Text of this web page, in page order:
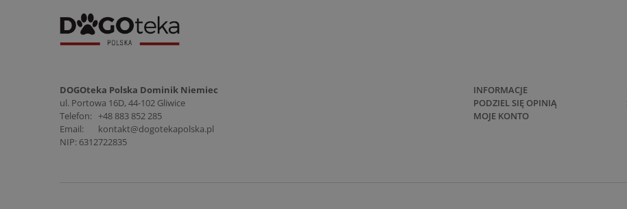
DOGOteka Polska Dominik Niemiec
ul. Portowa 16D, 44-102 Gliwice
Telefon: +48 883 852 285
Email:
kontakt@dogotekapolska.pl
NIP: 6312722835
INFORMACJE
PODZIEL SIĘ OPINIĄ
MOJE KONTO